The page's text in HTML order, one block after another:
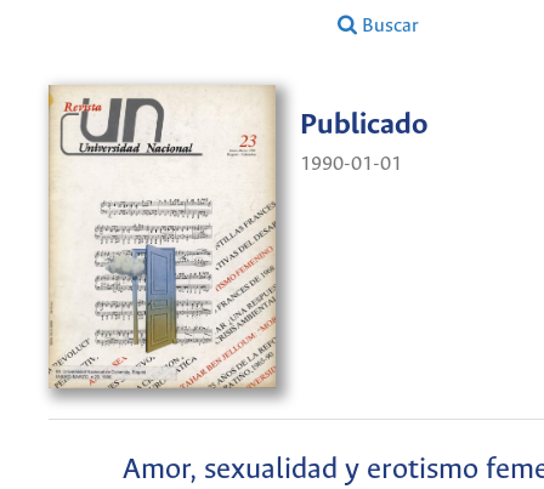
Buscar
Publicado
1990-01-01
Amor, sexualidad y erotismo